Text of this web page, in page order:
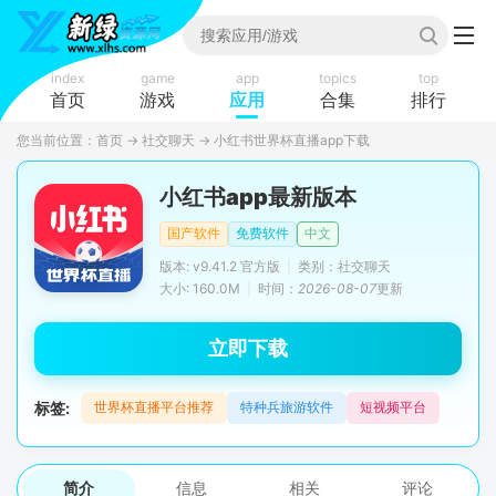
index
首页
game
游戏
app
应用
topics
合集
top
排行
您当前位置： 首页 → 社交聊天 → 小红书世界杯直播app下载
小红书app最新版本
国产软件 免费软件
中文
版本: v9.41.2 官方版
类别：社交聊天
大小: 160.0M
时间： 2026-08-07更新
立即下载
标签: 世界杯直播平台推荐 特种兵旅游软件 短视频平台
简介 信息 相关 评论